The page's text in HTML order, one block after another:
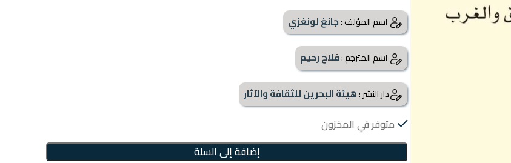
اسم المؤلف :جانغ لونغزي
اسم المترجم :فلاح رحيم
دار النشر :هيئة البحرين للثقافة والآثار
متوفر في المخزون
إضافة إلى السلة